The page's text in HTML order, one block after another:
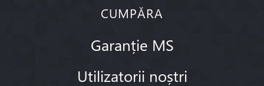
CUMPĂRA
Garanție MS
Utilizatorii noștri